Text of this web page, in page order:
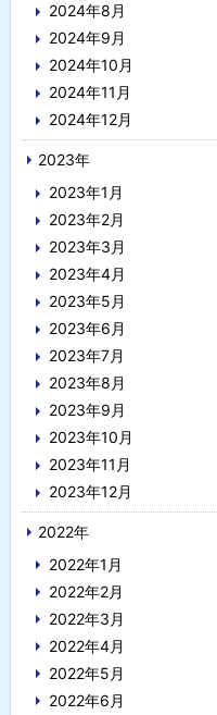
2024年8月
2024年9月
2024年10月
2024年11月
2024年12月
2023年
2023年1月
2023年2月
2023年3月
2023年4月
2023年5月
2023年6月
2023年7月
2023年8月
2023年9月
2023年10月
2023年11月
2023年12月
2022年
2022年1月
2022年2月
2022年3月
2022年4月
2022年5月
2022年6月